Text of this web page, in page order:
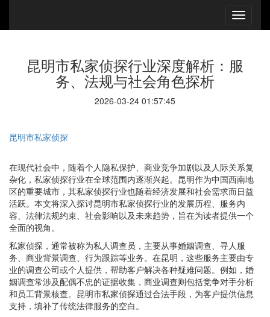
昆明市私家侦探行业深度解析：服
务、法规与社会角色探析
2026-03-24 01:57:45
昆明市私家侦探
在现代社会中，随着个人隐私保护、商业竞争加剧以及人际关系复
杂化，私家侦探行业在全球范围内逐渐兴起。昆明作为中国西南地
区的重要城市，其私家侦探行业也随着经济发展和社会需求而日益
活跃。本文将深入探讨昆明市私家侦探行业的发展历程、服务内
容、法律法规约束、社会影响以及未来趋势，旨在为读者提供一个
全面的视角。
私家侦探，通常被称为私人调查员，主要从事婚姻调查、寻人服
务、商业背景调查、行为跟踪等业务。在昆明，这些服务主要由专
业的调查公司或个人提供，帮助客户解决各种疑难问题。例如，婚
姻调查常涉及配偶不忠的证据收集，商业调查则包括竞争对手分析
和员工背景核查。昆明市私家侦探通过合法手段，为客户提供信息
支持，填补了传统法律服务的空白。